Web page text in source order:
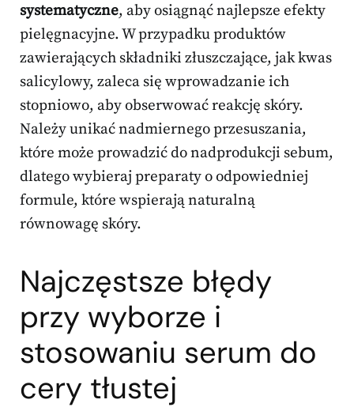
systematyczne, aby osiągnąć najlepsze efekty
pielęgnacyjne. W przypadku produktów
zawierających składniki złuszczające, jak kwas
salicylowy, zaleca się wprowadzanie ich
stopniowo, aby obserwować reakcję skóry.
Należy unikać nadmiernego przesuszania,
które może prowadzić do nadprodukcji sebum,
dlatego wybieraj preparaty o odpowiedniej
formule, które wspierają naturalną
równowagę skóry.
Najczęstsze błędy
przy wyborze i
stosowaniu serum do
cery tłustej